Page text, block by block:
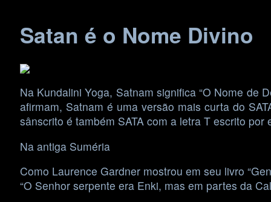
content
Satan é o Nome Divino
Na Kundalini Yoga, Satnam significa “O Nome de
afirmam, Satnam é uma versão mais curta do
sânscrito é também SATA com a letra T escrito
Na antiga Suméria
Como Laurence Gardner mostrou em seu livro
“O Senhor serpente era Enki, mas em partes da